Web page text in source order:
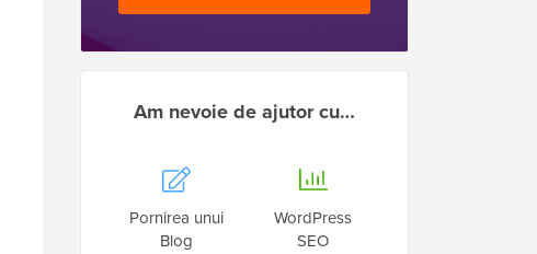
Am nevoie de ajutor cu…
Pornirea unui
Blog
WordPress
SEO